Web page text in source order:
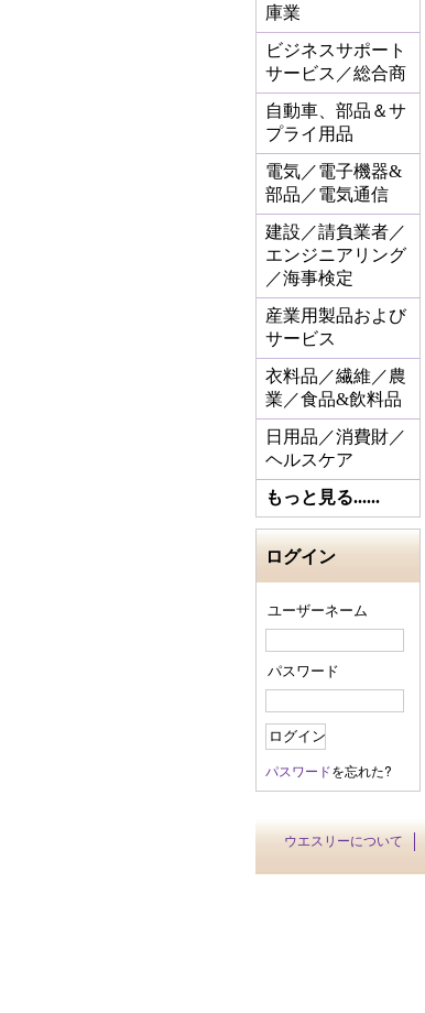
庫業
ビジネスサポート
サービス／総合商
自動車、部品＆サ
プライ用品
電気／電子機器&
部品／電気通信
建設／請負業者／
エンジニアリング
／海事検定
産業用製品および
サービス
衣料品／繊維／農
業／食品&飲料品
日用品／消費財／
ヘルスケア
もっと見る......
ログイン
ユーザーネーム
パスワード
パスワードを忘れた?
ウエスリーについて